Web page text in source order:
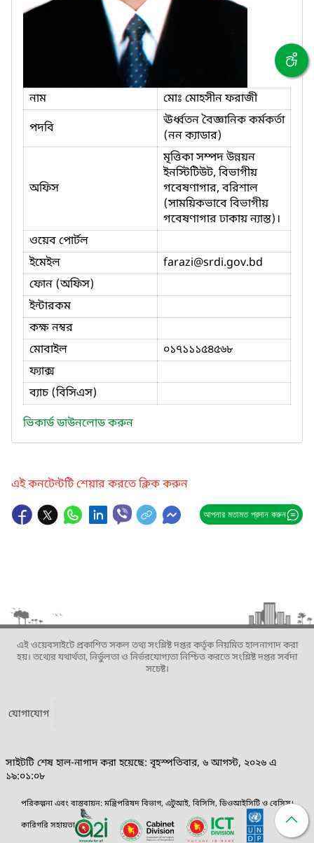
নাম
মোঃ মোহসীন ফরাজী
পদবি
ঊর্ধ্বতন বৈজ্ঞানিক কর্মকর্তা
(নন ক্যাডার)
অফিস
মৃত্তিকা সম্পদ উন্নয়ন
ইনস্টিটিউট, বিভাগীয়
গবেষণাগার, বরিশাল
(সাময়িকভাবে বিভাগীয়
গবেষণাগার ঢাকায় ন্যাস্ত)।
ওয়েব পোর্টল
ইমেইল
farazi@srdi.gov.bd
ফোন (অফিস)
ইন্টারকম
কক্ষ নম্বর
মোবাইল
০১৭১১১৫৪৫৬৮
ফ্যাক্স
ব্যাচ (বিসিএস)
ভিকার্ড ডাউনলোড করুন
এই কনটেন্টটি শেয়ার করতে ক্লিক করুন
আপনার মতামত প্রদান করুন
এই ওয়েবসাইটে প্রকাশিত সকল তথ্য সংশ্লিষ্ট দপ্তর কর্তৃক নিয়মিত হালনাগাদ করা
হয়। তথ্যের যথার্থতা, নির্ভুলতা ও নির্ভরযোগ্যতা নিশ্চিত করতে সংশ্লিষ্ট দপ্তর সর্বদা
সচেষ্ট।
যোগাযোগ
সাইটটি শেষ হাল-নাগাদ করা হয়েছে: বৃহস্পতিবার, ৬ আগস্ট, ২০২৬ এ
১৯:০১:০৮
পরিকল্পনা এবং বাস্তবায়ন: মন্ত্রিপরিষদ বিভাগ, এটুআই, বিসিসি, ডিওআইসিটি ও বেসিস।
কারিগরি সহায়তা